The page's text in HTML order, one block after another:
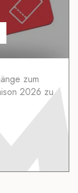
zum
2026 zu